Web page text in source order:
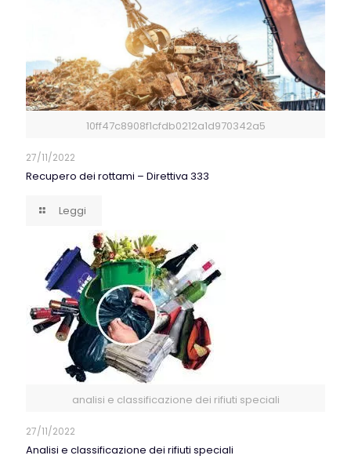
10ff47c8908f1cfdb0212a1d970342a5
27/11/2022
Recupero dei rottami – Direttiva 333
Leggi
analisi e classificazione dei rifiuti speciali
27/11/2022
Analisi e classificazione dei rifiuti speciali